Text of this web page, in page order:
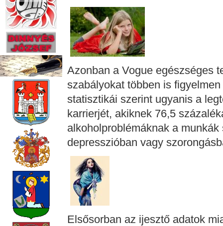
Azonban a Vogue egészséges
szabályokat többen is
statisztikái szerint ugyanis a
karrierjét, akiknek 76,5
alkoholproblémáknak a
depresszióban vagy
Elsősorban az ijesztő adatok